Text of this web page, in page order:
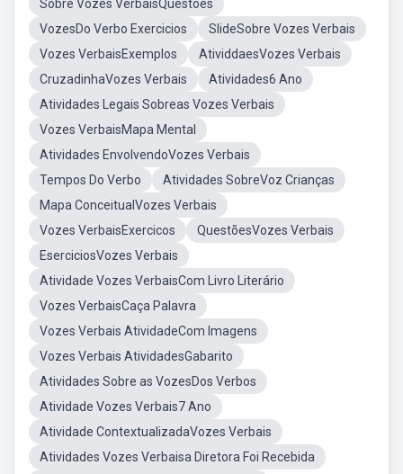
Sobre Vozes VerbaisQuestoes
VozesDo Verbo Exercicios
SlideSobre Vozes Verbais
Vozes VerbaisExemplos
AtividdaesVozes Verbais
CruzadinhaVozes Verbais
Atividades6 Ano
Atividades Legais Sobreas Vozes Verbais
Vozes VerbaisMapa Mental
Atividades EnvolvendoVozes Verbais
Tempos Do Verbo
Atividades SobreVoz Crianças
Mapa ConceitualVozes Verbais
Vozes VerbaisExercicos
QuestõesVozes Verbais
EserciciosVozes Verbais
Atividade Vozes VerbaisCom Livro Literário
Vozes VerbaisCaça Palavra
Vozes Verbais AtividadeCom Imagens
Vozes Verbais AtividadesGabarito
Atividades Sobre as VozesDos Verbos
Atividade Vozes Verbais7 Ano
Atividade ContextualizadaVozes Verbais
Atividades Vozes Verbaisa Diretora Foi Recebida